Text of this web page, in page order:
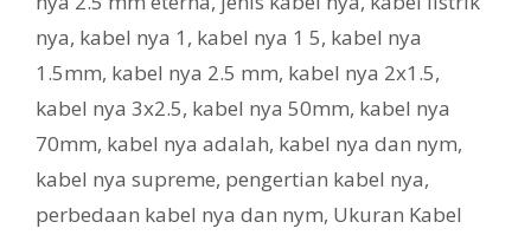
nya, kabel nya 1 , kabel nya 1 5, kabel nya
1.5mm, kabel nya 2.5 mm, kabel nya 2x1.5,
kabel nya 3x2.5, kabel nya 50mm, kabel nya
70mm, kabel nya adalah, kabel nya dan nym,
kabel nya supreme, pengertian kabel nya,
perbedaan kabel nya dan nym, Ukuran Kabel